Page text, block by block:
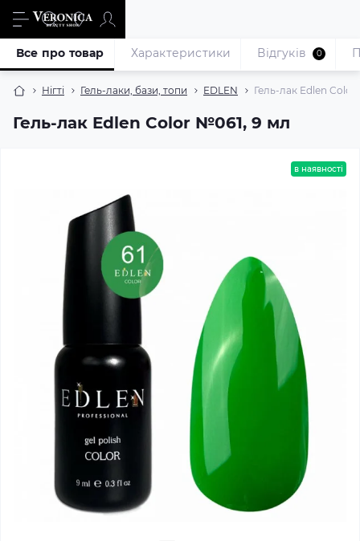
Нігті Гель-лаки, бази, топи EDLEN Гель-лак Edlen
Гель-лак Edlen Color №061, 9 мл
Все про товар Характеристики Відгуків 0
в наявності